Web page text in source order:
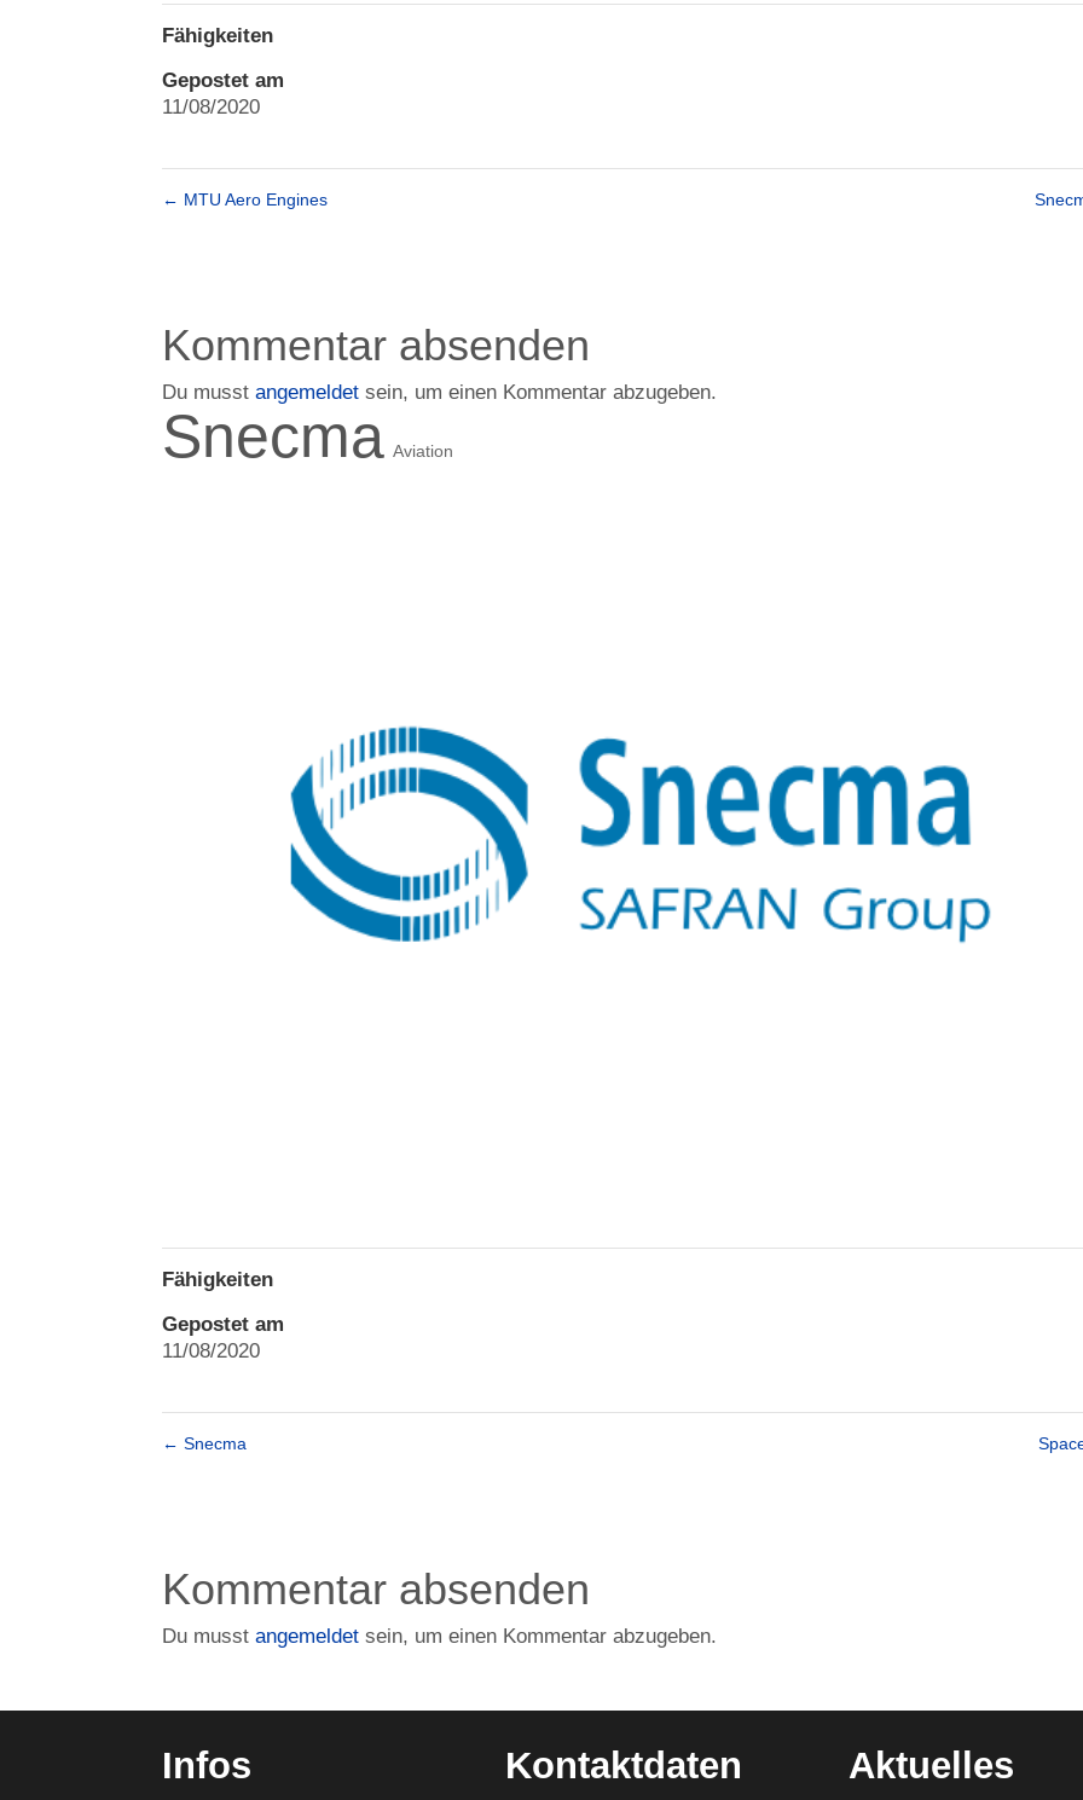
Fähigkeiten
Gepostet am
11/08/2020
← MTU Aero Engines
Kommentar absenden
Du musstangemeldet sein, um einen Kommentar abzugeben.
Snecma Aviation
Fähigkeiten
Gepostet am
11/08/2020
← Snecma
Kommentar absenden
Du musstangemeldet sein, um einen Kommentar abzugeben.
Infos Kontaktdaten Aktuelles